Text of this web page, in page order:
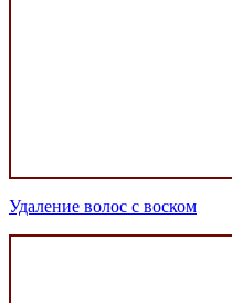
Удаление волос с воском